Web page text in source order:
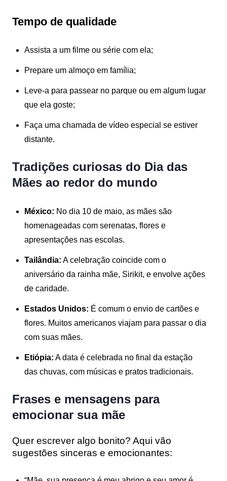
Tempo de qualidade
Assista a um filme ou série com ela;
Prepare um almoço em família;
Leve-a para passear no parque ou em algum lugar
que ela goste;
Faça uma chamada de vídeo especial se estiver
distante.
Tradições curiosas do Dia das
Mães ao redor do mundo
México: No dia 10 de maio, as mães são
homenageadas com serenatas, flores e
apresentações nas escolas.
Tailândia: A celebração coincide com o
aniversário da rainha mãe, Sirikit, e envolve ações
de caridade.
Estados Unidos: É comum o envio de cartões e
flores. Muitos americanos viajam para passar o dia
com suas mães.
Etiópia: A data é celebrada no final da estação
das chuvas, com músicas e pratos tradicionais.
Frases e mensagens para
emocionar sua mãe
Quer escrever algo bonito? Aqui vão
sugestões sinceras e emocionantes: